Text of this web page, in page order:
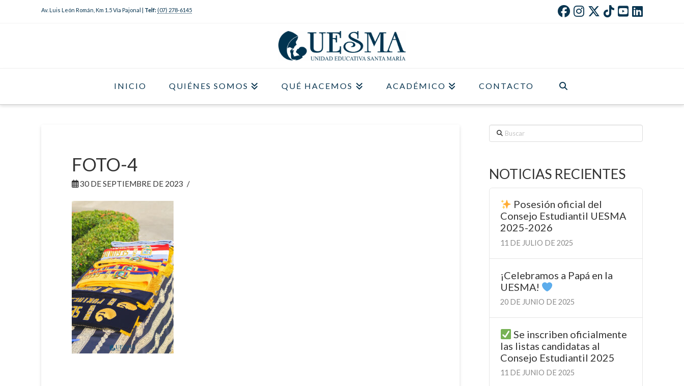
Av. Luis León Román, Km 1.5 Vía Pajonal | Telf: (07) 278-6145
INICIO QUIÉNES SOMOS QUÉ HACEMOS ACADÉMICO CONTACTO
FOTO-4
30 DE SEPTIEMBRE DE 2023
Buscar
NOTICIAS RECIENTES
Posesión oficial del
Consejo Estudiantil UESMA
2025-2026
11 DE JULIO DE 2025
¡Celebramos a Papá en la
UESMA!
20 DE JUNIO DE 2025
Se inscriben oficialmente
las listas candidatas al
Consejo Estudiantil 2025
11 DE JUNIO DE 2025